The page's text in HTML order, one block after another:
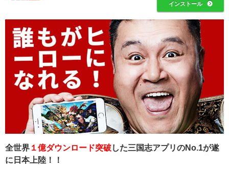
インストール
全世界 １億ダウンロード突破した三国志アプリのNo.1が遂
に日本上陸！！